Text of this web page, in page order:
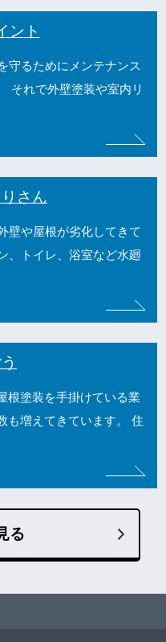
ント
守るためにメンテナンス
それで外壁塗装や室内リ
さん
壁や屋根が劣化してきて
、トイレ、浴室など水廻
根塗装を手掛けている業
も増えてきています。 住
る